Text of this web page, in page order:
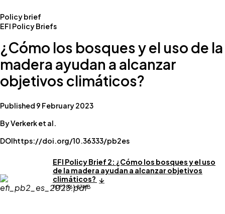
Policy brief
EFI Policy Briefs
¿Cómo los bosques y el uso de la
madera ayudan a alcanzar
objetivos climáticos?
Published 9 February 2023
By Verkerk et al.
DOIhttps://doi.org/10.36333/pb2es
EFI Policy Brief 2: ¿Cómo los bosques y el uso
de la madera ayudan a alcanzar objetivos
climáticos?
PDF | 861.87 KB